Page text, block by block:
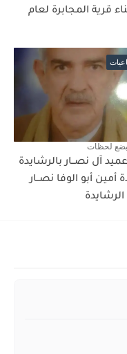
قرية المجابرة لعام
بضع لحظات
آل نصــار بالرشايدة
أمين أبو الوفا نصــار